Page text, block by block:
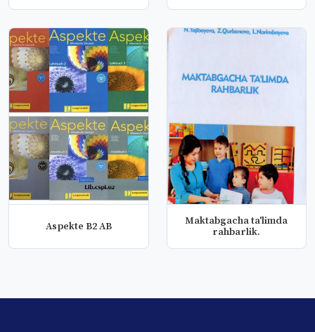
Aspekte B2 AB
Maktabgacha ta'limda
rahbarlik.